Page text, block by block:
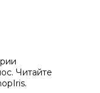
Читайте